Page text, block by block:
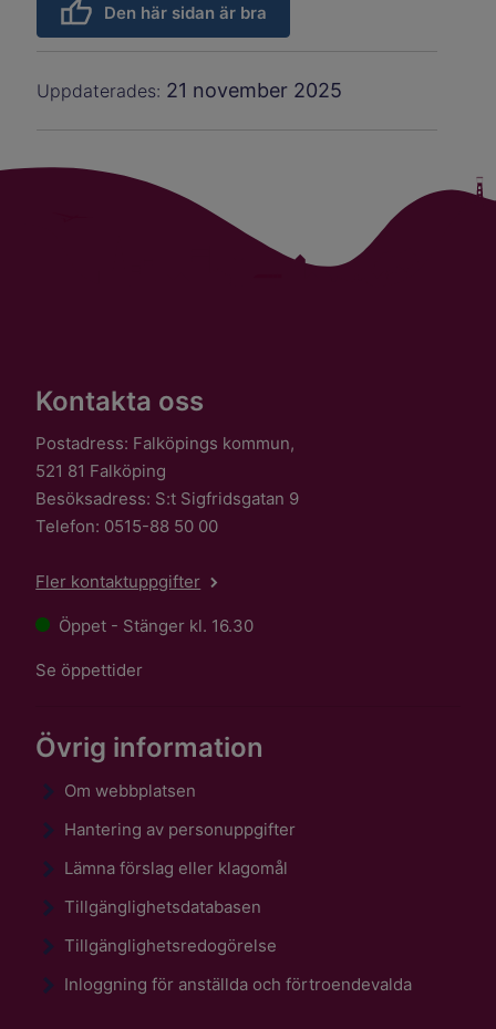
Den här sidan är bra
Uppdaterades: 21 november 2025
Kontakta oss
Postadress: Falköpings kommun,
521 81 Falköping
Besöksadress: S:t Sigfridsgatan 9
Telefon: 0515-88 50 00
Fler kontaktuppgifter
Öppet - Stänger kl. 16.30
Se öppettider
Övrig information
Om webbplatsen
Hantering av personuppgifter
Lämna förslag eller klagomål
Tillgänglighetsdatabasen
Tillgänglighetsredogörelse
Inloggning för anställda och förtroendevalda